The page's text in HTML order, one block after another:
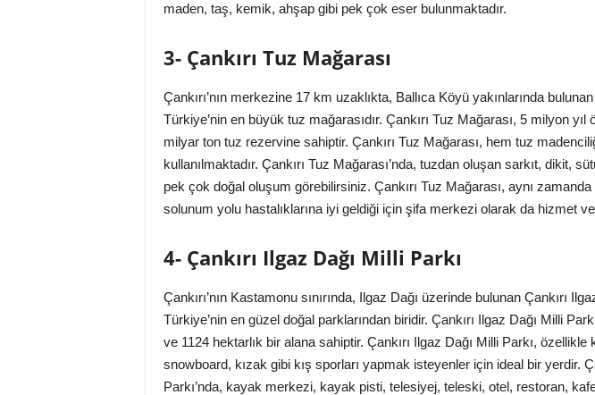
maden, taş, kemik, ahşap gibi pek çok eser bulunmaktadır.
3- Çankırı Tuz Mağarası
Çankırı’nın merkezine 17 km uzaklıkta, Ballıca Köyü yakınlarında
Türkiye’nin en büyük tuz mağarasıdır. Çankırı Tuz Mağarası, 5 milyon
milyar ton tuz rezervine sahiptir. Çankırı Tuz Mağarası, hem tuz
kullanılmaktadır. Çankırı Tuz Mağarası’nda, tuzdan oluşan sarkıt, dikit,
pek çok doğal oluşum görebilirsiniz. Çankırı Tuz Mağarası, aynı
solunum yolu hastalıklarına iyi geldiği için şifa merkezi olarak da hizmet
4- Çankırı Ilgaz Dağı Milli Parkı
Çankırı’nın Kastamonu sınırında, Ilgaz Dağı üzerinde bulunan Çankırı
Türkiye’nin en güzel doğal parklarından biridir. Çankırı Ilgaz Dağı Milli
ve 1124 hektarlık bir alana sahiptir. Çankırı Ilgaz Dağı Milli Parkı, özellikle
snowboard, kızak gibi kış sporları yapmak isteyenler için ideal bir yerdir.
Parkı’nda, kayak merkezi, kayak pisti, telesiyej, teleski, otel, restoran,